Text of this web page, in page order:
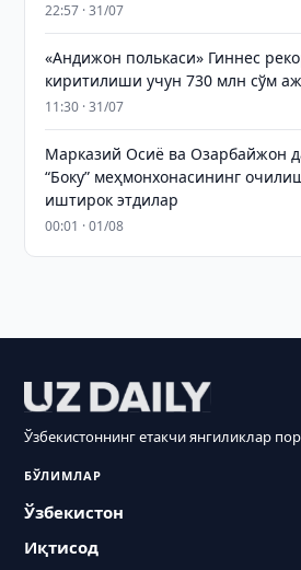
22:57 · 31/07
«Андижон полькаси» Гиннес
киритилиши учун 730 млн сўм
11:30 · 31/07
Марказий Осиё ва Озарбайжон
“Боку” меҳмонхонасининг
иштирок этдилар
00:01 · 01/08
Ўзбекистоннинг етакчи янгиликлар
БЎЛИМЛАР
Ўзбекистон
Иқтисод